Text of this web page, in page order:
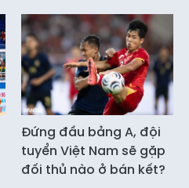
Đứng đầu bảng A, đội
tuyển Việt Nam sẽ gặp
đối thủ nào ở bán kết?